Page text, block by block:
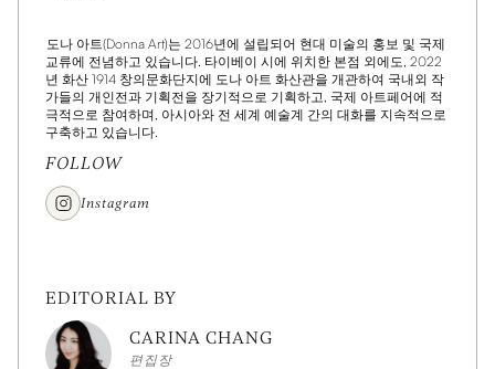
도나 아트(Donna Art)는 2016년에 설립되어 현대 미술의 홍보 및 국제
교류에 전념하고 있습니다. 타이베이 시에 위치한 본점 외에도, 2022
년 화산 1914 창의문화단지에 도나 아트 화산관을 개관하여 국내외 작
가들의 개인전과 기획전을 장기적으로 기획하고, 국제 아트페어에 적
극적으로 참여하며, 아시아와 전 세계 예술계 간의 대화를 지속적으로
구축하고 있습니다.
FOLLOW
Instagram
EDITORIAL BY
CARINA CHANG
편집장